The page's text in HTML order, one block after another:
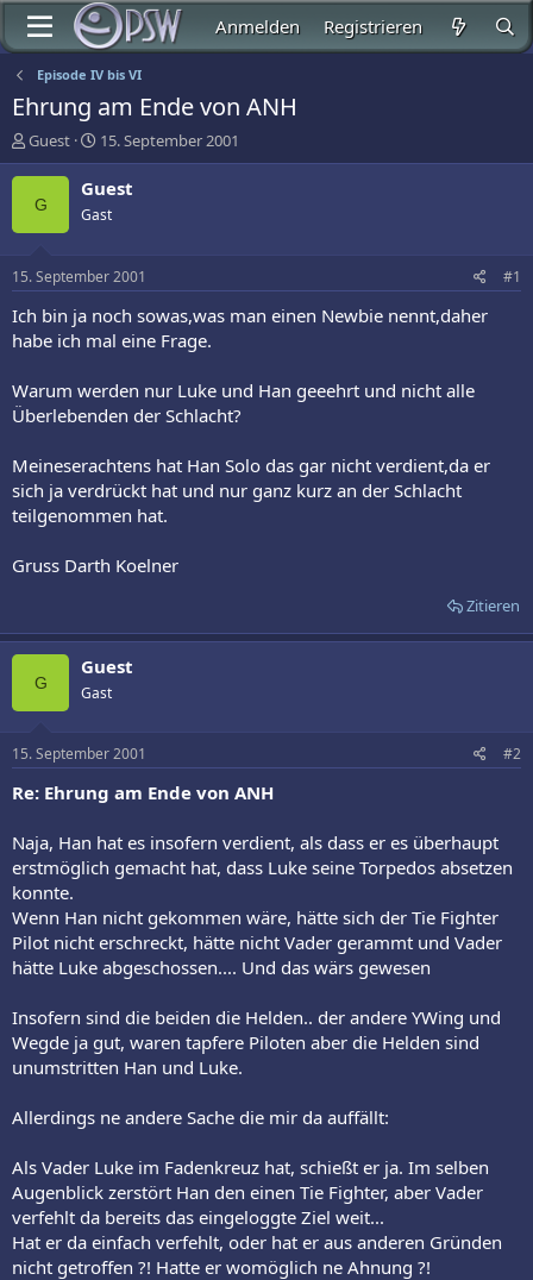
Anmelden Registrieren
Episode IV bis VI
Ehrung am Ende von ANH
E
r
s
e
r
Guest
E
r
s
e
t
a
15. September 2001
G
Guest
Gast
15. September 2001 #1
Ich bin ja noch sowas,was man einen Newbie nennt,daher
habe ich mal eine Frage.
Warum werden nur Luke und Han geeehrt und nicht alle
Überlebenden der Schlacht?
Meineserachtens hat Han Solo das gar nicht verdient,da er
sich ja verdrückt hat und nur ganz kurz an der Schlacht
teilgenommen hat.
Gruss Darth Koelner
Zitieren
G
Guest
Gast
15. September 2001 #2
Re: Ehrung am Ende von ANH
Naja, Han hat es insofern verdient, als dass er es überhaupt
erstmöglich gemacht hat, dass Luke seine Torpedos absetzen
konnte.
Wenn Han nicht gekommen wäre, hätte sich der Tie Fighter
Pilot nicht erschreckt, hätte nicht Vader gerammt und Vader
hätte Luke abgeschossen.... Und das wärs gewesen
Insofern sind die beiden die Helden.. der andere YWing und
Wegde ja gut, waren tapfere Piloten aber die Helden sind
unumstritten Han und Luke.
Allerdings ne andere Sache die mir da auffällt:
Als Vader Luke im Fadenkreuz hat, schießt er ja. Im selben
Augenblick zerstört Han den einen Tie Fighter, aber Vader
verfehlt da bereits das eingeloggte Ziel weit...
Hat er da einfach verfehlt, oder hat er aus anderen Gründen
nicht getroffen ?! Hatte er womöglich ne Ahnung ?!